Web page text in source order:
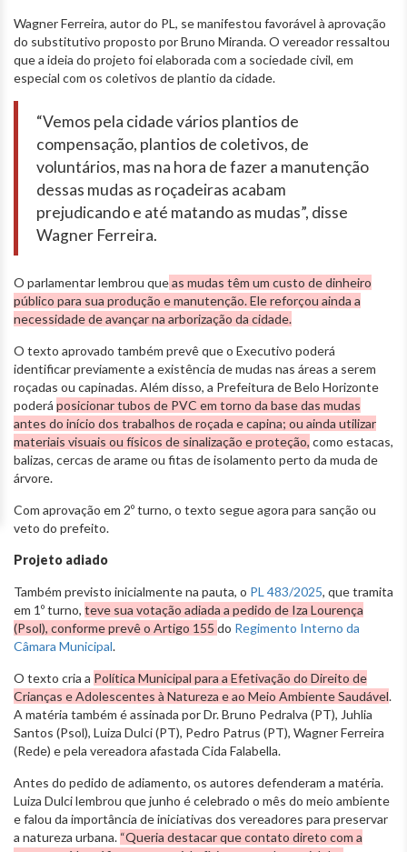
Wagner Ferreira, autor do PL, se manifestou favorável à aprovação
do substitutivo proposto por Bruno Miranda. O vereador ressaltou
que a ideia do projeto foi elaborada com a sociedade civil, em
especial com os coletivos de plantio da cidade.
“Vemos pela cidade vários plantios de
compensação, plantios de coletivos, de
voluntários, mas na hora de fazer a manutenção
dessas mudas as roçadeiras acabam
prejudicando e até matando as mudas”, disse
Wagner Ferreira.
O parlamentar lembrou queas mudas têm um custo de dinheiro
público para sua produção e manutenção. Ele reforçou ainda a
necessidade de avançar na arborização da cidade.
O texto aprovado também prevê que o Executivo poderá
identificar previamente a existência de mudas nas áreas a serem
roçadas ou capinadas. Além disso, a Prefeitura de Belo Horizonte
poderá posicionar tubos de PVC em torno da base das mudas
antes do início dos trabalhos de roçada e capina; ou ainda utilizar
materiais visuais ou físicos de sinalização e proteção, como estacas,
balizas, cercas de arame ou fitas de isolamento perto da muda de
árvore.
Com aprovação em 2º turno, o texto segue agora para sanção ou
veto do prefeito.
Projeto adiado
Também previsto inicialmente na pauta, o PL 483/2025, que tramita
em 1º turno, teve sua votação adiada a pedido de Iza Lourença
(Psol), conforme prevê o Artigo 155 do Regimento Interno da
Câmara Municipal.
O texto cria a Política Municipal para a Efetivação do Direito de
Crianças e Adolescentes à Natureza e ao Meio Ambiente Saudável.
A matéria também é assinada por Dr. Bruno Pedralva (PT), Juhlia
Santos (Psol), Luiza Dulci (PT), Pedro Patrus (PT), Wagner Ferreira
(Rede) e pela vereadora afastada Cida Falabella.
Antes do pedido de adiamento, os autores defenderam a matéria.
Luiza Dulci lembrou que junho é celebrado o mês do meio ambiente
e falou da importância de iniciativas dos vereadores para preservar
a natureza urbana. “Queria destacar que contato direto com a